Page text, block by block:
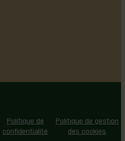
Politique de
confidentialité
Politique de gestion
des cookies